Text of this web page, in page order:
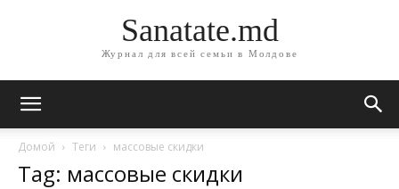
Sanatate.md
Журнал для всей семьи в Молдове
Домой Теги массовые скидки
Tag: массовые скидки